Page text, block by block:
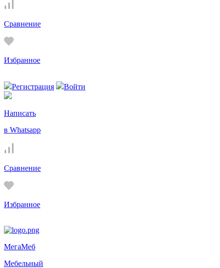
Сравнение
Избранное
Регистрация Войти
Написать
в Whatsapp
Сравнение
Избранное
МегаМеб
Мебельный